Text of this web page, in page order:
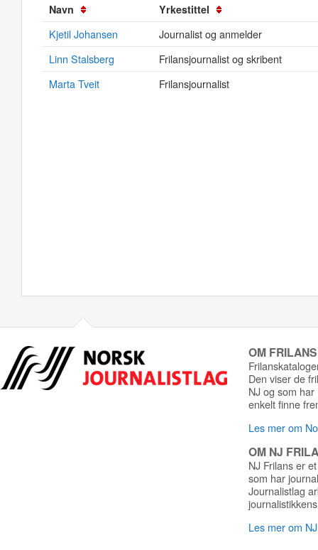
Navn Yrkestittel
Kjetil Johansen
Journalist og anmelder
Linn Stalsberg
Frilansjournalist og skribent
Marta Tveit
Frilansjournalist
OM
Den viser de
NJ og som
enkelt finne
Les mer om
OM NJ
NJ Frilans er
som har
Journalistlag
Les mer om